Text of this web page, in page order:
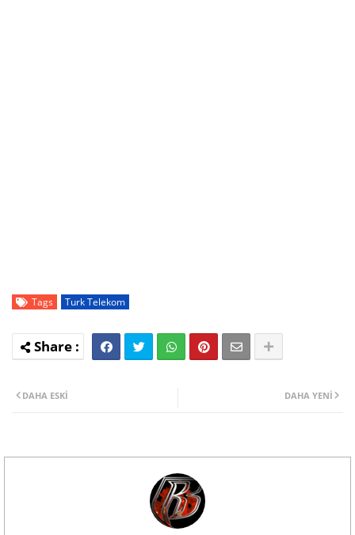
Tags Turk Telekom
DAHA YENI
DAHA ESKI